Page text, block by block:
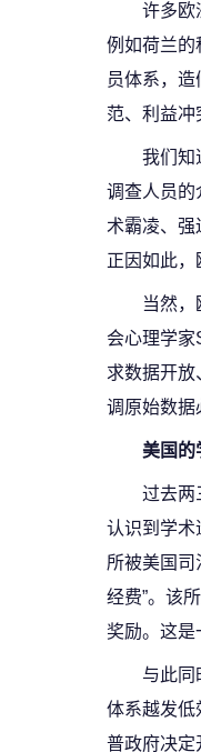
许多欧
例如荷兰的
员体系，
范、利益冲
我们知
调查人员的
术霸凌、强
正因如此，
当然，
会心理学
求数据开放
调原始数据
美国的
过去两
认识到学术
所被美国司
经费”。该
奖励。这是
与此同
体系越发低
普政府决定